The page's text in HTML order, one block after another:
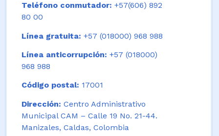
Teléfono conmutador: +57(606) 892
80 00
Línea gratuita: +57 (018000) 968 988
Línea anticorrupción: +57 (018000)
968 988
Código postal: 17001
Dirección: Centro Administrativo
Municipal CAM – Calle 19 No. 21-44.
Manizales, Caldas, Colombia